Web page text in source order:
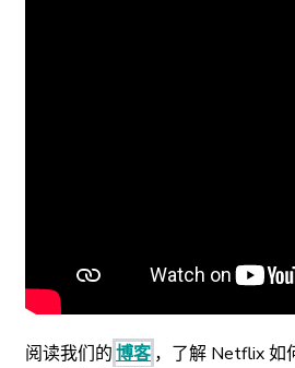
阅读我们的博客 ，了解 Netflix 如